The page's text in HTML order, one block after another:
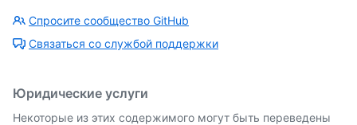
Спросите сообщество GitHub
Связаться со службой поддержки
Юридические услуги
Некоторые из этих содержимого могут быть переведены